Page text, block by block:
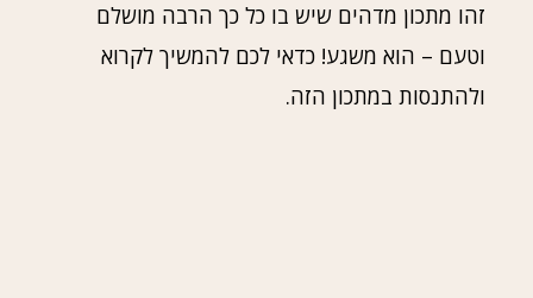
זהו מתכון מדהים שיש בו כל כך הרבה מושלם
וטעם – הוא משגע! כדאי לכם להמשיך לקרוא
ולהתנסות במתכון הזה.